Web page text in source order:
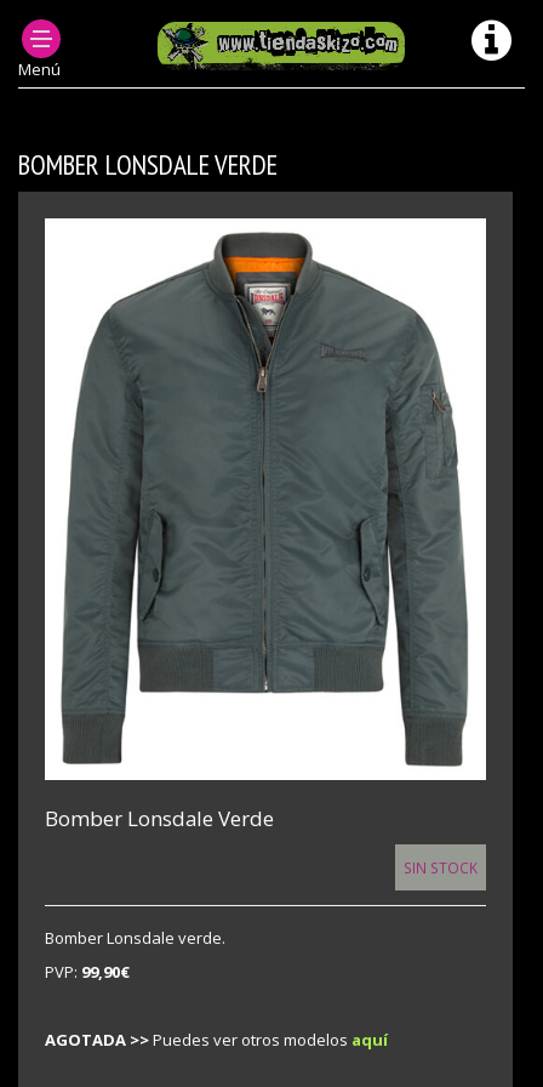
Menú
PRODUCTOS DESCATALOGADOS
CAZADORAS ABRIGOS MODELOS ANTERIORES/ DESCATALOGADOS
BOMBER LONSDALE VERDE
Bomber Lonsdale Verde
SIN STOCK
Bomber Lonsdale verde.
PVP: 99,90€
AGOTADA >>Puedes ver otros modelos aquí